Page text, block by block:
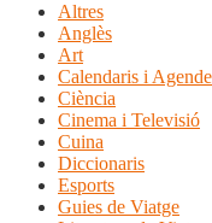
Altres
Anglès
Art
Calendaris i
Ciència
Cinema i Televisió
Cuina
Diccionaris
Esports
Guies de Viatge